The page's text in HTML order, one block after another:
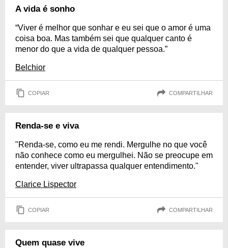
A vida é sonho
“Viver é melhor que sonhar e eu sei que o amor é uma
coisa boa. Mas também sei que qualquer canto é
menor do que a vida de qualquer pessoa.”
Belchior
COPIAR COMPARTILHAR
Renda-se e viva
"Renda-se, como eu me rendi. Mergulhe no que você
não conhece como eu mergulhei. Não se preocupe em
entender, viver ultrapassa qualquer entendimento."
Clarice Lispector
COPIAR COMPARTILHAR
Quem quase vive